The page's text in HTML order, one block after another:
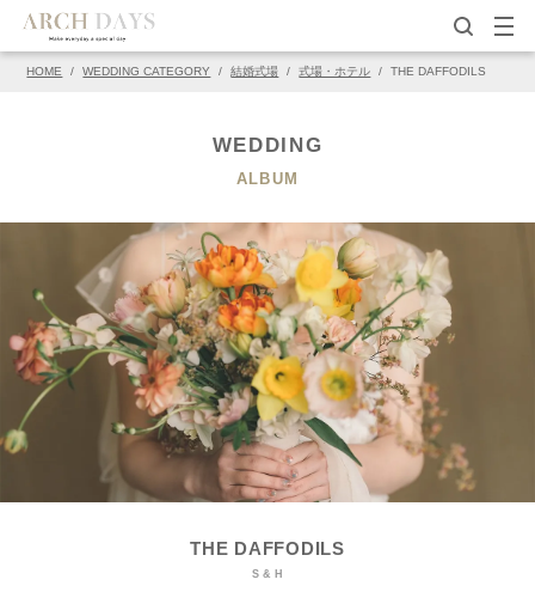
HOME / WEDDING CATEGORY / 結婚式場 / 式場・ホテル / THE DAFFODILS
WEDDING
ALBUM
THE DAFFODILS
S & H
▽この写真の元ページ